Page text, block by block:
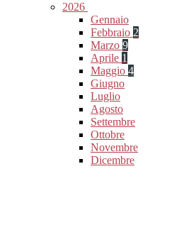
2026
Gennaio
Febbraio 2
Marzo 9
Aprile 1
Maggio 4
Giugno
Luglio
Agosto
Settembre
Ottobre
Novembre
Dicembre